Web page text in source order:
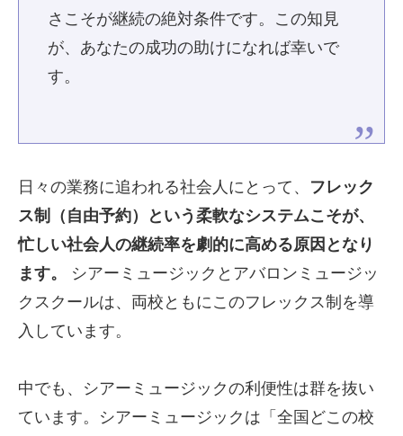
さこそが継続の絶対条件です。この知見
が、あなたの成功の助けになれば幸いで
す。
日々の業務に追われる社会人にとって、 フレック
ス制（自由予約）という柔軟なシステムこそが、
忙しい社会人の継続率を劇的に高める原因となり
ます。
シアーミュージックとアバロンミュージッ
クスクールは、両校ともにこのフレックス制を導
入しています。
中でも、シアーミュージックの利便性は群を抜い
ています。シアーミュージックは「全国どこの校